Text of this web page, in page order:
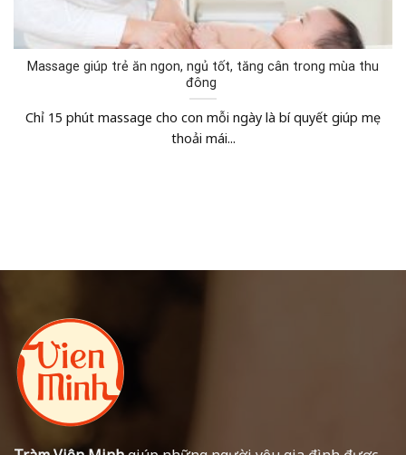
Massage giúp trẻ ăn ngon, ngủ tốt, tăng cân trong mùa thu
đông
Chỉ 15 phút massage cho con mỗi ngày là bí quyết giúp mẹ
thoải mái...